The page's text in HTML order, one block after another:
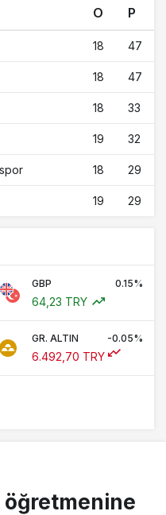
O P
18 47
18 47
18 33
19 32
18 29
19 29
GBP 0.15%
64,23 TRY
GR. ALTIN -0.05%
6.492,70 TRY